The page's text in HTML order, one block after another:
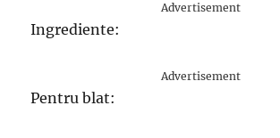
Advertisement
Ingrediente:
Advertisement
Pentru blat: